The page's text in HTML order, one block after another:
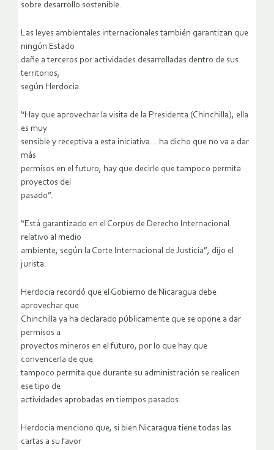
sobre desarrollo sostenible.
Las leyes ambientales internacionales también garantizan que
ningún Estado
dañe a terceros por actividades desarrolladas dentro de sus
territorios,
según Herdocia.
“Hay que aprovechar la visita de la Presidenta (Chinchilla), ella
es muy
sensible y receptiva a esta iniciativa… ha dicho que no va a dar
más
permisos en el futuro, hay que decirle que tampoco permita
proyectos del
pasado”.
“Está garantizado en el Corpus de Derecho Internacional
relativo al medio
ambiente, según la Corte Internacional de Justicia”, dijo el
jurista.
Herdocia recordó que el Gobierno de Nicaragua debe
aprovechar que
Chinchilla ya ha declarado públicamente que se opone a dar
permisos a
proyectos mineros en el futuro, por lo que hay que
convencerla de que
tampoco permita que durante su administración se realicen
ese tipo de
actividades aprobadas en tiempos pasados.
Herdocia menciono que, si bien Nicaragua tiene todas las
cartas a su favor